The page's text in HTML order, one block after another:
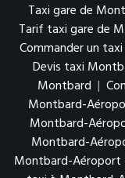
Taxi gare de
Tarif taxi gare de
Commander un
Devis taxi
Montbard |
Montbard-
Montbard-
Montbard-
Montbard-Aéroport